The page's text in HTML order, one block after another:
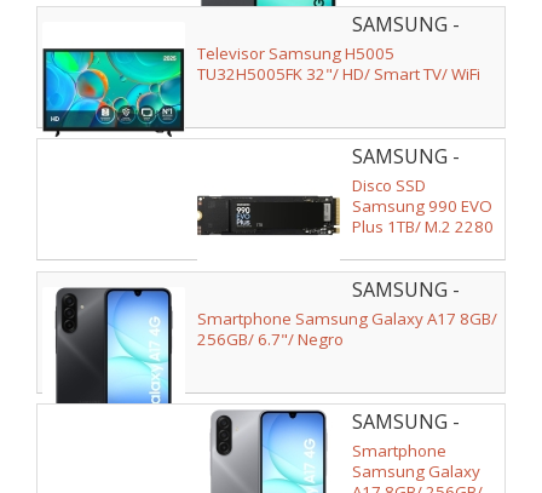
SAMSUNG -
TU32H5005FKXSP
Televisor Samsung H5005
TU32H5005FK 32"/ HD/ Smart TV/ WiFi
SAMSUNG -
MZ-V9S1T0BW
Disco SSD
Samsung 990 EVO
Plus 1TB/ M.2 2280
Compatible con
PS5 y PC/ Full
Capacity
SAMSUNG -
SM-
Smartphone Samsung Galaxy A17 8GB/
256GB/ 6.7"/ Negro
SAMSUNG -
SM-
A175FZAEEUB
Smartphone
Samsung Galaxy